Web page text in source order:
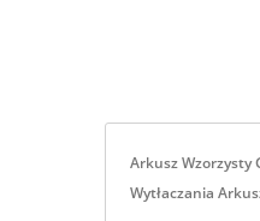
Arkusz Wzorzysty
Wytłaczania